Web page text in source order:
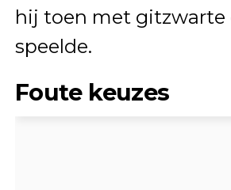
hij toen met gitzwarte
speelde.
Foute keuzes